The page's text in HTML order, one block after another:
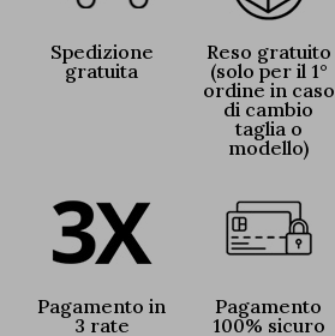
Spedizione
gratuita
Reso gratuito
(solo per il 1°
ordine in caso
di cambio
taglia o
modello)
Pagamento in
3 rate
Pagamento
100% sicuro